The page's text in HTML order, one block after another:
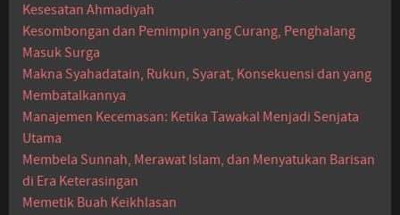
Kesesatan Ahmadiyah
Kesombongan dan Pemimpin yang Curang, Penghalang
Masuk Surga
Makna Syahadatain, Rukun, Syarat, Konsekuensi dan yang
Membatalkannya
Manajemen Kecemasan: Ketika Tawakal Menjadi Senjata
Utama
Membela Sunnah, Merawat Islam, dan Menyatukan Barisan
di Era Keterasingan
Memetik Buah Keikhlasan